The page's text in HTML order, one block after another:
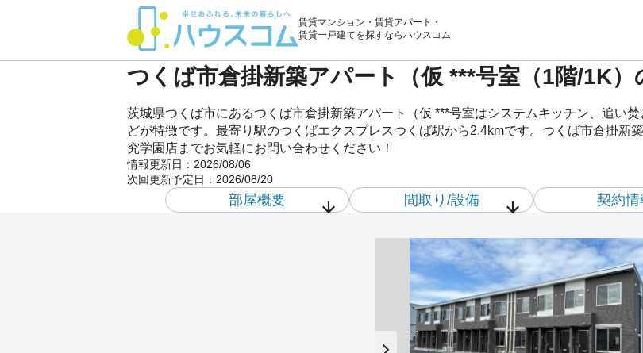
賃貸マンション・賃貸アパート・
賃貸一戸建てを探すならハウスコム
つくば市倉掛新築アパート（仮 ***号室（1階/1K）
茨城県つくば市にあるつくば市倉掛新築アパート（仮 ***号室はシステムキッチン、追い
どが特徴です。最寄り駅のつくばエクスプレスつくば駅から2.4kmです。つくば市倉掛新
究学園店までお気軽にお問い合わせください！
情報更新日： 2026/08/06
次回更新予定日： 2026/08/20
部屋概要 間取り/設備 契約情